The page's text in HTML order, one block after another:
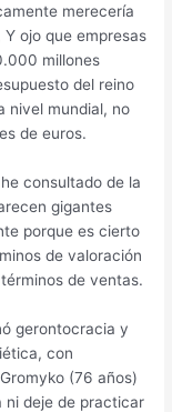
merecería
ojo que empresas
millones
del reino
nivel mundial, no
de euros.
consultado de la
gigantes
porque es cierto
de valoración
de ventas.
gerontocracia y
con
(76 años)
ni deje de practicar